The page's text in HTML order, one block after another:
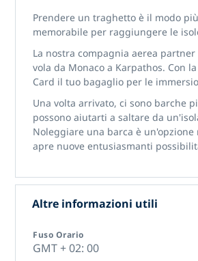
Prendere un traghetto è il modo
memorabile per raggiungere le
La nostra compagnia aerea partner
vola da Monaco a Karpathos. Con
Card il tuo bagaglio per le
Una volta arrivato, ci sono barche
possono aiutarti a saltare da
Noleggiare una barca è un'opzione
apre nuove entusiasmanti
Altre informazioni utili
Fuso Orario
GMT + 02: 00